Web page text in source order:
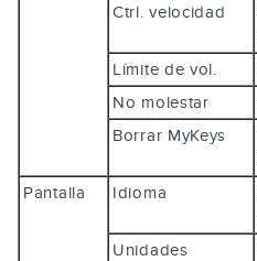
Ctrl. velocidad
Límite de vol.
No molestar
Borrar MyKeys
Pantalla
Idioma
Unidades